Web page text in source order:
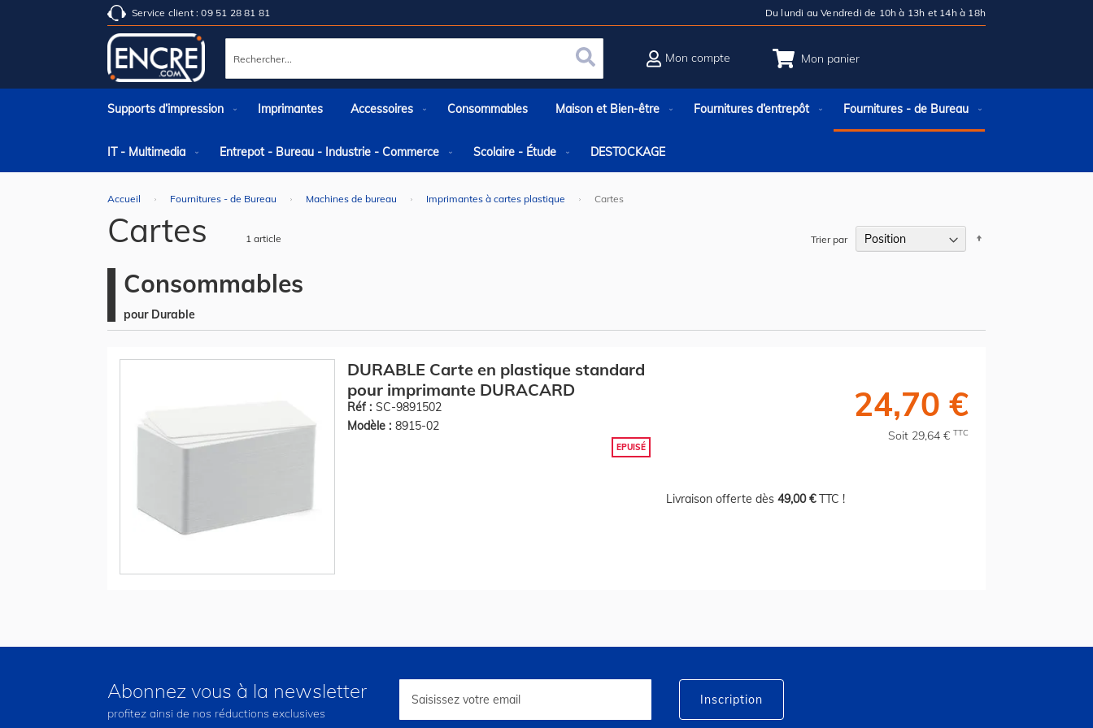
Service client : 09 51 28 81 81 Du lundi au Vendredi de 10h à 13h et 14h à 18h
Mon panier
Rechercher Rechercher
Mon compte
Supports d’impression Imprimantes Accessoires Consommables Maison et Bien-être Fournitures d’entrepôt Fournitures - de Bureau
IT - Multimedia Entrepot - Bureau - Industrie - Commerce Scolaire - Étude DESTOCKAGE
Accueil Fournitures - de Bureau Machines de bureau Imprimantes à cartes plastique Cartes
Cartes 1 article Trier par
Consommables
pour Durable
DURABLE Carte en plastique standard
pour imprimante DURACARD
Réf : SC-9891502
Modèle : 8915-02
EPUISÉ
24,70 €
Soit 29,64 € TTC
Livraison offerte dès 49,00 €TTC !
Abonnez vous à la newsletter
profitez ainsi de nos réductions exclusives
lettre
Inscription